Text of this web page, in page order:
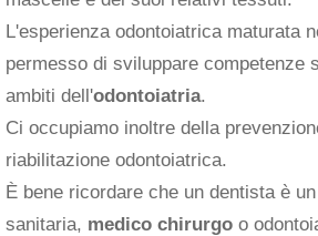
L'esperienza odontoiatrica maturata
permesso di sviluppare competenze
ambiti dell'odontoiatria.
Ci occupiamo inoltre della
riabilitazione odontoiatrica.
È bene ricordare che un dentista è
sanitaria, medico chirurgo o